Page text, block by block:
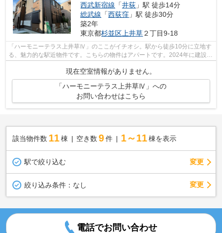
西武新宿線 「井荻 」駅 徒歩14分
総武線 「西荻窪 」駅 徒歩30分
築2年
東京都杉並区 上井草２丁目9-18
「ハーモニーテラス上井草Ⅳ」のここがイチオシ。駅から徒歩10分に立地す
る、魅力的な駅近物件です。こちらの物件はアパートです。2024年に建設さ
れた物件です。こちらでは西武新宿線上...
現在空室情報がありません。
「ハーモニーテラス上井草Ⅳ」への
お問い合わせはこちら
該当物件数 11棟 空き数 9 件 1～11 棟を表示
駅で絞り込む 変更
絞り込み条件： なし 変更
電話でお問い合わせ